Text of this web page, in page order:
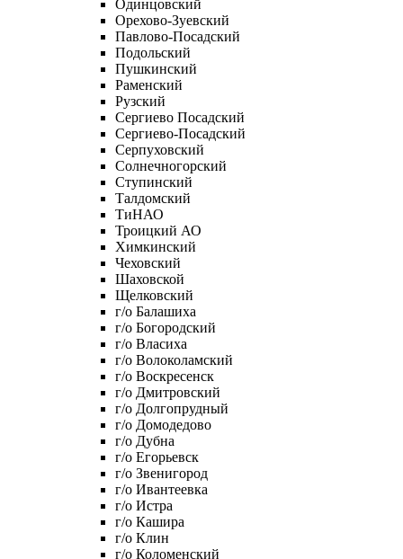
Одинцовский
Орехово-Зуевский
Павлово-Посадский
Подольский
Пушкинский
Раменский
Рузский
Сергиево Посадский
Сергиево-Посадский
Серпуховский
Солнечногорский
Ступинский
Талдомский
ТиНАО
Троицкий АО
Химкинский
Чеховский
Шаховской
Щелковский
г/о Балашиха
г/о Богородский
г/о Власиха
г/о Волоколамский
г/о Воскресенск
г/о Дмитровский
г/о Долгопрудный
г/о Домодедово
г/о Дубна
г/о Егорьевск
г/о Звенигород
г/о Ивантеевка
г/о Истра
г/о Кашира
г/о Клин
г/о Коломенский